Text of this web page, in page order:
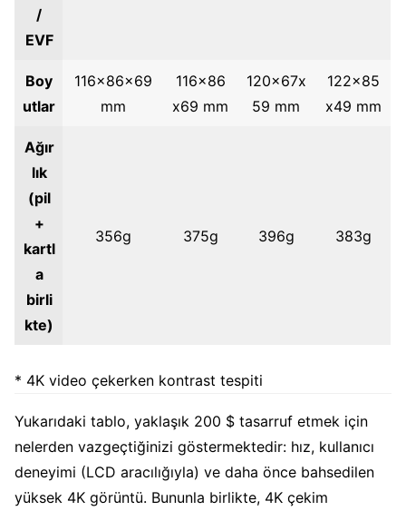
/
EVF
Boy
utlar
116x86x69
mm
116x86
x69 mm
120x67x
59 mm
122x85
x49 mm
Ağır
lık
(pil
+
kartl
a
birli
kte)
356g 375g 396g 383g
* 4K video çekerken kontrast tespiti
Yukarıdaki tablo, yaklaşık 200 $ tasarruf etmek için
nelerden vazgeçtiğinizi göstermektedir: hız, kullanıcı
deneyimi (LCD aracılığıyla) ve daha önce bahsedilen
yüksek 4K görüntü. Bununla birlikte, 4K çekim